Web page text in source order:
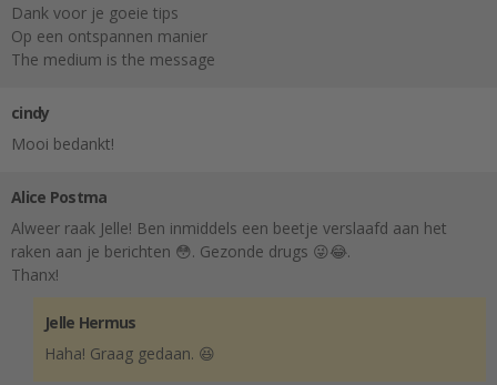
Dank voor je goeie tips
Op een ontspannen manier
The medium is the message
cindy
Mooi bedankt!
Alice Postma
Alweer raak Jelle! Ben inmiddels een beetje verslaafd aan het
raken aan je berichten 😳. Gezonde drugs 😜😂.
Thanx!
Jelle Hermus
Haha! Graag gedaan. 😆